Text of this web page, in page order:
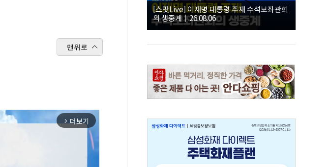
맨위로
arrow_forward_ios 더보기
[스팟Live] 이재명 대통령 주재 수석보좌관회
의 생중계｜26.08.06